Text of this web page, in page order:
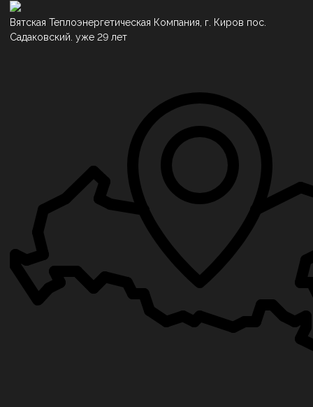
Вятская Теплоэнергетическая Компания, г. Киров пос.
Садаковский. уже 29 лет